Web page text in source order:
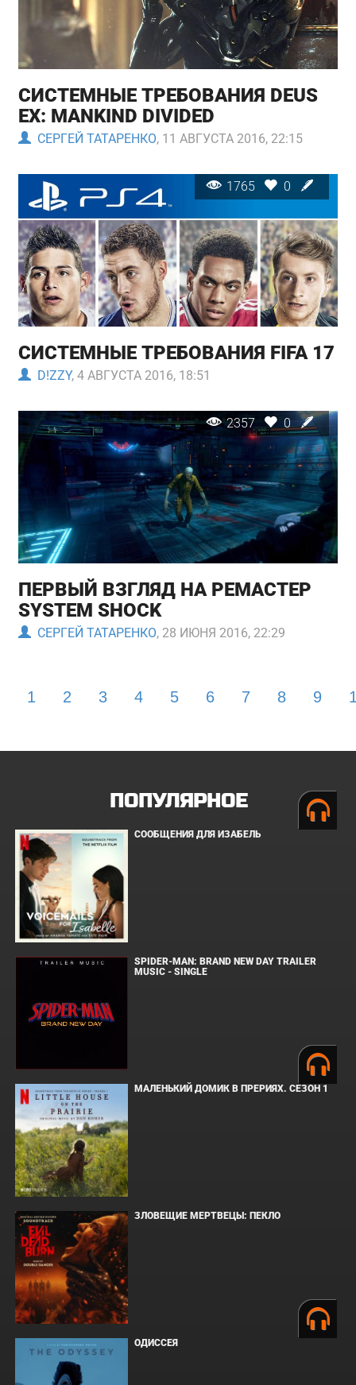
СИСТЕМНЫЕ ТРЕБОВАНИЯ DEUS
EX: MANKIND DIVIDED
СЕРГЕЙ ТАТАРЕНКО, 11 АВГУСТА 2016, 22:15
1765 0
СИСТЕМНЫЕ ТРЕБОВАНИЯ FIFA 17
D!ZZY, 4 АВГУСТА 2016, 18:51
2357 0
ПЕРВЫЙ ВЗГЛЯД НА РЕМАСТЕР
SYSTEM SHOCK
СЕРГЕЙ ТАТАРЕНКО, 28 ИЮНЯ 2016, 22:29
1 2 3 4 5 6 7 8 9
ПОПУЛЯРНОЕ
СООБЩЕНИЯ ДЛЯ ИЗАБЕЛЬ
SPIDER-MAN: BRAND NEW DAY TRAILER
MUSIC - SINGLE
МАЛЕНЬКИЙ ДОМИК В ПРЕРИЯХ. СЕЗОН 1
ЗЛОВЕЩИЕ МЕРТВЕЦЫ: ПЕКЛО
ОДИССЕЯ